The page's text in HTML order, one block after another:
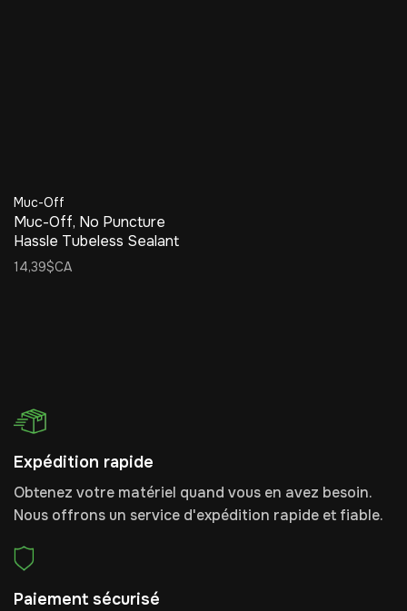
Muc-Off
Muc-Off, No Puncture
Hassle Tubeless Sealant
Pouch, 140ml
14,39$CA
Expédition rapide
Obtenez votre matériel quand vous en avez besoin.
Nous offrons un service d'expédition rapide et fiable.
Paiement sécurisé